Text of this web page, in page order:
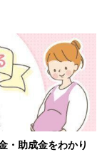
・助成金をわかり